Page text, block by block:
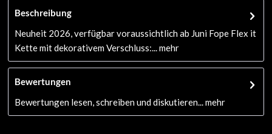
Beschreibung
Neuheit 2026, verfügbar voraussichtlich ab Juni Fope Flex it
Kette mit dekorativem Verschluss:...
mehr
Bewertungen
Bewertungen lesen, schreiben und diskutieren...
mehr